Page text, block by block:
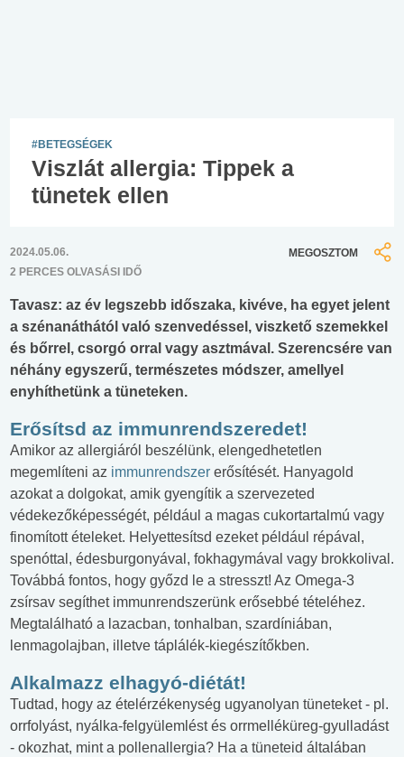
#BETEGSÉGEK
Viszlát allergia: Tippek a
tünetek ellen
2024.05.06.
2 PERCES OLVASÁSI IDŐ
MEGOSZTOM
Tavasz: az év legszebb időszaka, kivéve, ha egyet jelent
a szénanáthától való szenvedéssel, viszkető szemekkel
és bőrrel, csorgó orral vagy asztmával. Szerencsére van
néhány egyszerű, természetes módszer, amellyel
enyhíthetünk a tüneteken.
Erősítsd az immunrendszeredet!
Amikor az allergiáról beszélünk, elengedhetetlen
megemlíteni az immunrendszer erősítését. Hanyagold
azokat a dolgokat, amik gyengítik a szervezeted
védekezőképességét, például a magas cukortartalmú vagy
finomított ételeket. Helyettesítsd ezeket például répával,
spenóttal, édesburgonyával, fokhagymával vagy brokkolival.
Továbbá fontos, hogy győzd le a stresszt! Az Omega-3
zsírsav segíthet immunrendszerünk erősebbé tételéhez.
Megtalálható a lazacban, tonhalban, szardíniában,
lenmagolajban, illetve táplálék-kiegészítőkben.
Alkalmazz elhagyó-diétát!
Tudtad, hogy az ételérzékenység ugyanolyan tüneteket - pl.
orrfolyást, nyálka-felgyülemlést és orrmelléküreg-gyulladást
- okozhat, mint a pollenallergia? Ha a tüneteid általában